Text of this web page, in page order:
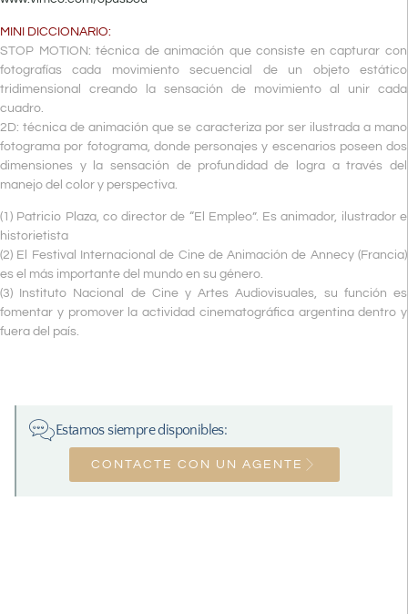
MINI DICCIONARIO:
STOP MOTION: técnica de animación que consiste en capturar con
fotografías cada movimiento secuencial de un objeto estático
tridimensional creando la sensación de movimiento al unir cada
cuadro.
2D: técnica de animación que se caracteriza por ser ilustrada a mano
fotograma por fotograma, donde personajes y escenarios poseen dos
dimensiones y la sensación de profundidad de logra a través del
manejo del color y perspectiva.
(1) Patricio Plaza, co director de “El Empleo”. Es animador, ilustrador e
historietista
(2) El Festival Internacional de Cine de Animación de Annecy (Francia)
es el más importante del mundo en su género.
(3) Instituto Nacional de Cine y Artes Audiovisuales, su función es
fomentar y promover la actividad cinematográfica argentina dentro y
fuera del país.
Estamos siempre disponibles:
CONTACTE CON UN AGENTE